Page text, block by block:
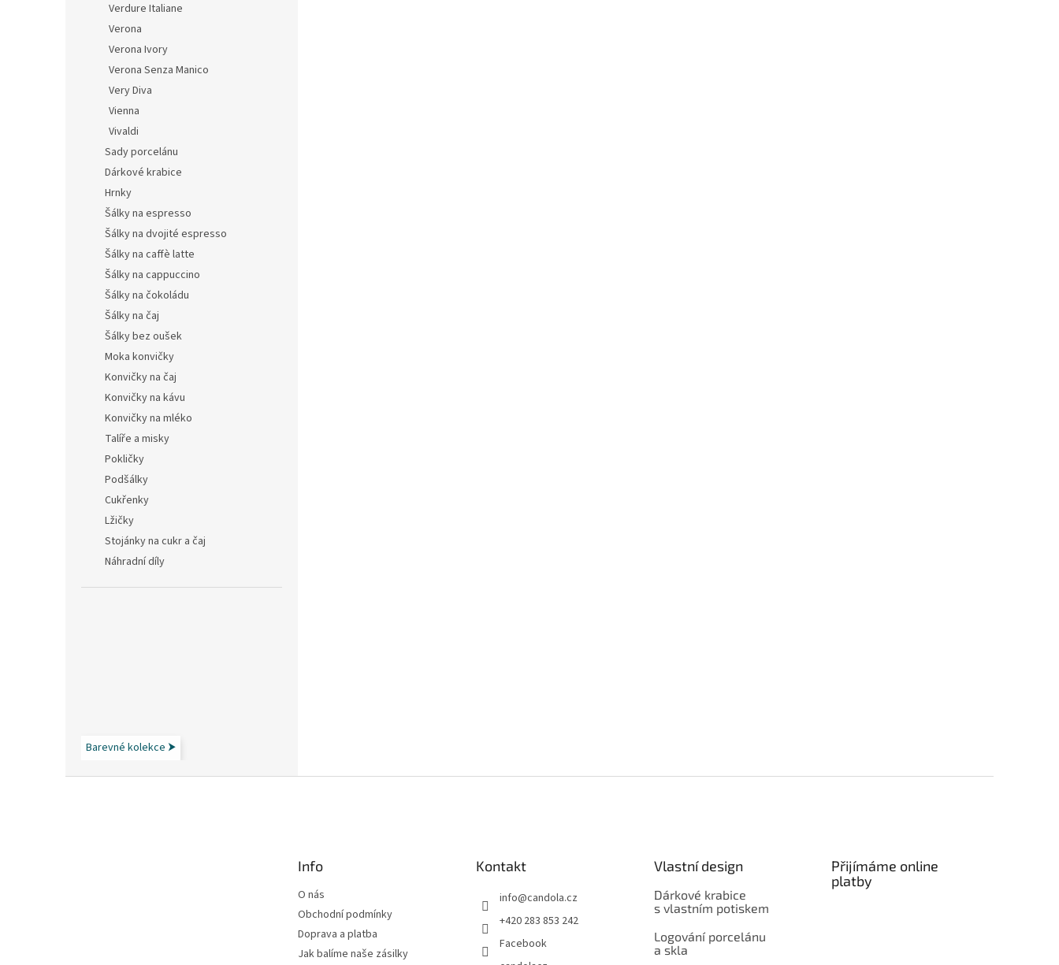
Verdure Italiane
Verona
Verona Ivory
Verona Senza Manico
Very Diva
Vienna
Vivaldi
Sady porcelánu
Dárkové krabice
Hrnky
Šálky na espresso
Šálky na dvojité espresso
Šálky na caffè latte
Šálky na cappuccino
Šálky na čokoládu
Šálky na čaj
Šálky bez oušek
Moka konvičky
Konvičky na čaj
Konvičky na kávu
Konvičky na mléko
Talíře a misky
Pokličky
Podšálky
Cukřenky
Lžičky
Stojánky na cukr a čaj
Náhradní díly
Barevné kolekce ⮞
Info
O nás
Obchodní podmínky
Doprava a platba
Jak balíme naše zásilky
Kontakt
info@candola.cz
+420 283 853 242
Facebook
Vlastní design
Dárkové krabice
s vlastním potiskem
Logování porcelánu
a skla
Přijímáme online
platby